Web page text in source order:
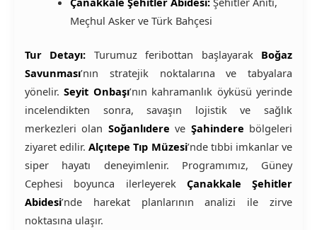
Meçhul Asker ve Türk Bahçesi
Tur Detayı: Turumuz feribottan başlayarak Boğaz
Savunması’nın stratejik noktalarına ve tabyalara
yönelir.Seyit Onbaşı’nın kahramanlık öyküsü yerinde
incelendikten sonra, savaşın lojistik ve sağlık
merkezleri olan Soğanlıdere ve Şahindere bölgeleri
ziyaret edilir.Alçıtepe Tıp Müzesi’nde tıbbi imkanlar ve
siper hayatı deneyimlenir. Programımız, Güney
Cephesi boyunca ilerleyerek Çanakkale Şehitler
Abidesi’nde harekat planlarının analizi ile zirve
noktasına ulaşır.